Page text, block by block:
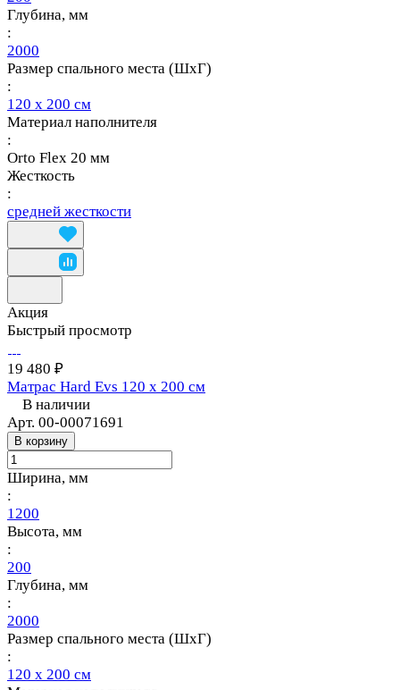
Глубина, мм
:
2000
Размер спального места (ШхГ)
:
120 х 200 см
Материал наполнителя
:
Orto Flex 20 мм
Жесткость
:
средней жесткости
Акция
Быстрый просмотр
19 480 ₽
Матрас Hard Evs 120 х 200 см
В наличии
Арт. 00-00071691
В корзину
Ширина, мм
:
1200
Высота, мм
:
200
Глубина, мм
:
2000
Размер спального места (ШхГ)
:
120 х 200 см